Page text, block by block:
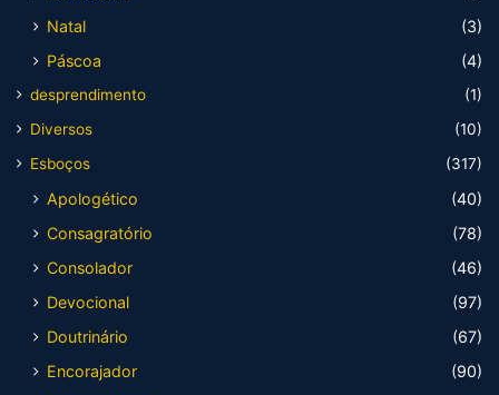
Natal
(3)
Páscoa
(4)
desprendimento
(1)
Diversos
(10)
Esboços
(317)
Apologético
(40)
Consagratório
(78)
Consolador
(46)
Devocional
(97)
Doutrinário
(67)
Encorajador
(90)